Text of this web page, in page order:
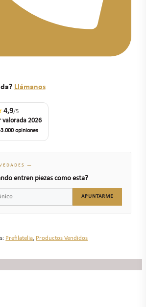
Llámanos
4,9/5
valorada 2026
opiniones
—
entren piezas como esta?
APUNTARME
Prefilatelia, Productos Vendidos